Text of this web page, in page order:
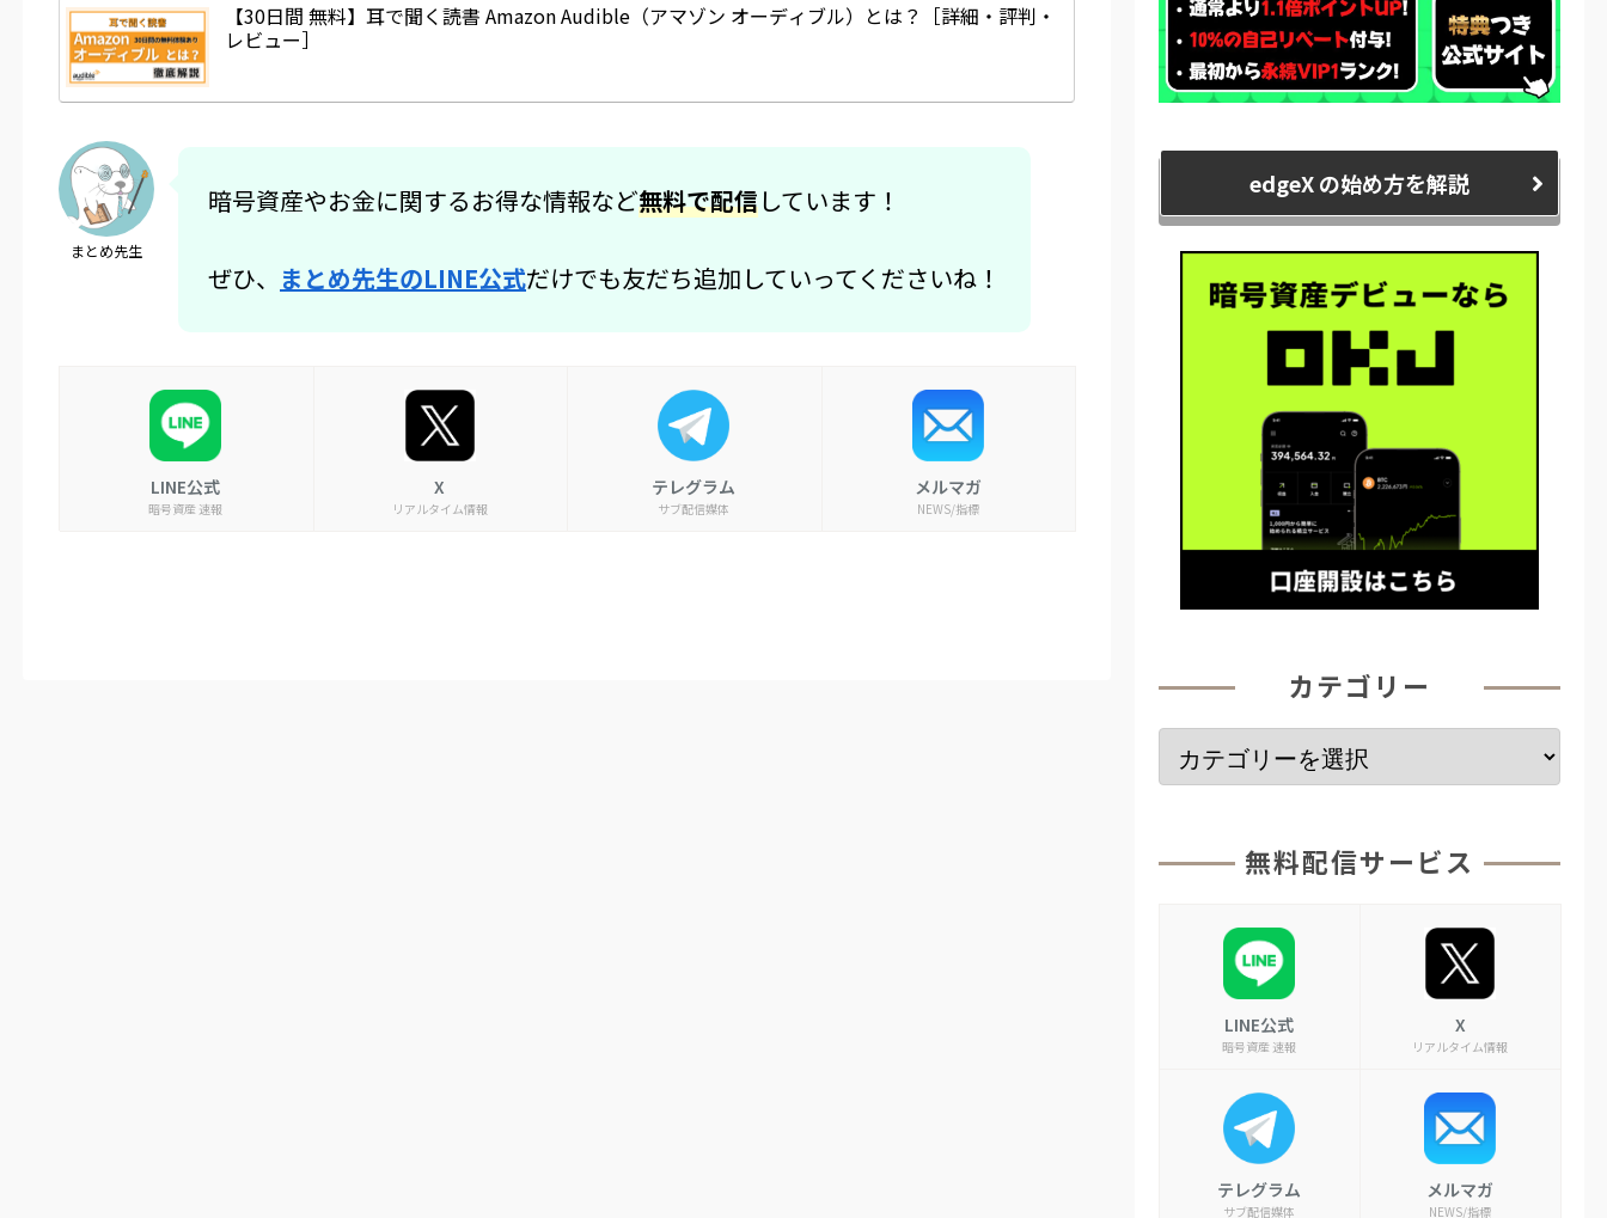
【30日間 無料】耳で聞く読書 Amazon Audible（アマゾン オーディブル）とは？［詳細・評判・
レビュー］
まとめ先生
暗号資産やお金に関するお得な情報など無料で配信しています！
ぜひ、 まとめ先生のLINE公式だけでも友だち追加していってくださいね！
LINE公式
暗号資産 速報
X
リアルタイム情報
テレグラム
サブ配信媒体
メルマガ
NEWS/指標
edgeX の始め方を解説
カテゴリー
無料配信サービス
LINE公式
暗号資産 速報
X
リアルタイム情報
テレグラム
サブ配信媒体
メルマガ
NEWS/指標